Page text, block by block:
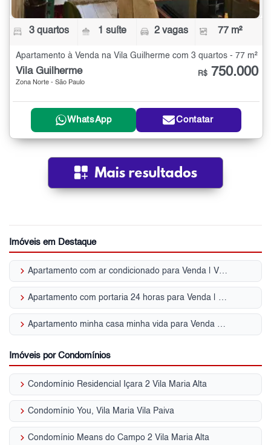
3 quartos 1 suíte 2 vagas 77 m²
Apartamento à Venda na Vila Guilherme com 3 quartos - 77 m²
Vila Guilherme
Zona Norte - São Paulo
R$ 750.000
WhatsApp Contatar
Imóveis em Destaque
keyboard_arrow_right Apartamento com ar condicionado para Venda | Vila Maria Alta
keyboard_arrow_right Apartamento com portaria 24 horas para Venda | Vila Maria Alta
keyboard_arrow_right Apartamento minha casa minha vida para Venda | Vila Maria Alta
Imóveis por Condomínios
keyboard_arrow_right Condomínio Residencial Içara 2 Vila Maria Alta
keyboard_arrow_right Condomínio You, Vila Maria Vila Paiva
keyboard_arrow_right Condomínio Means do Campo 2 Vila Maria Alta